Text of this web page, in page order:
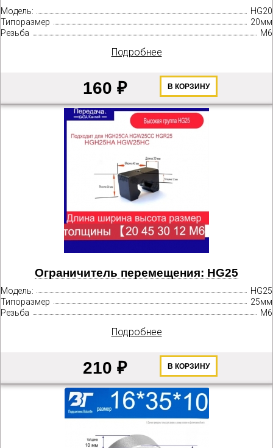
Модель:
HG20
Типоразмер
20мм
Резьба
М6
Подробнее
160 ₽ В КОРЗИНУ
Ограничитель перемещения: HG25
Модель:
HG25
Типоразмер
25мм
Резьба
М6
Подробнее
210 ₽ В КОРЗИНУ